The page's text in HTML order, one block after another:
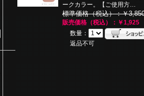
ークカラー。【ご使用方…
標準価格（税込）：￥
販売価格（税込）：￥1,925
数量：
返品不可